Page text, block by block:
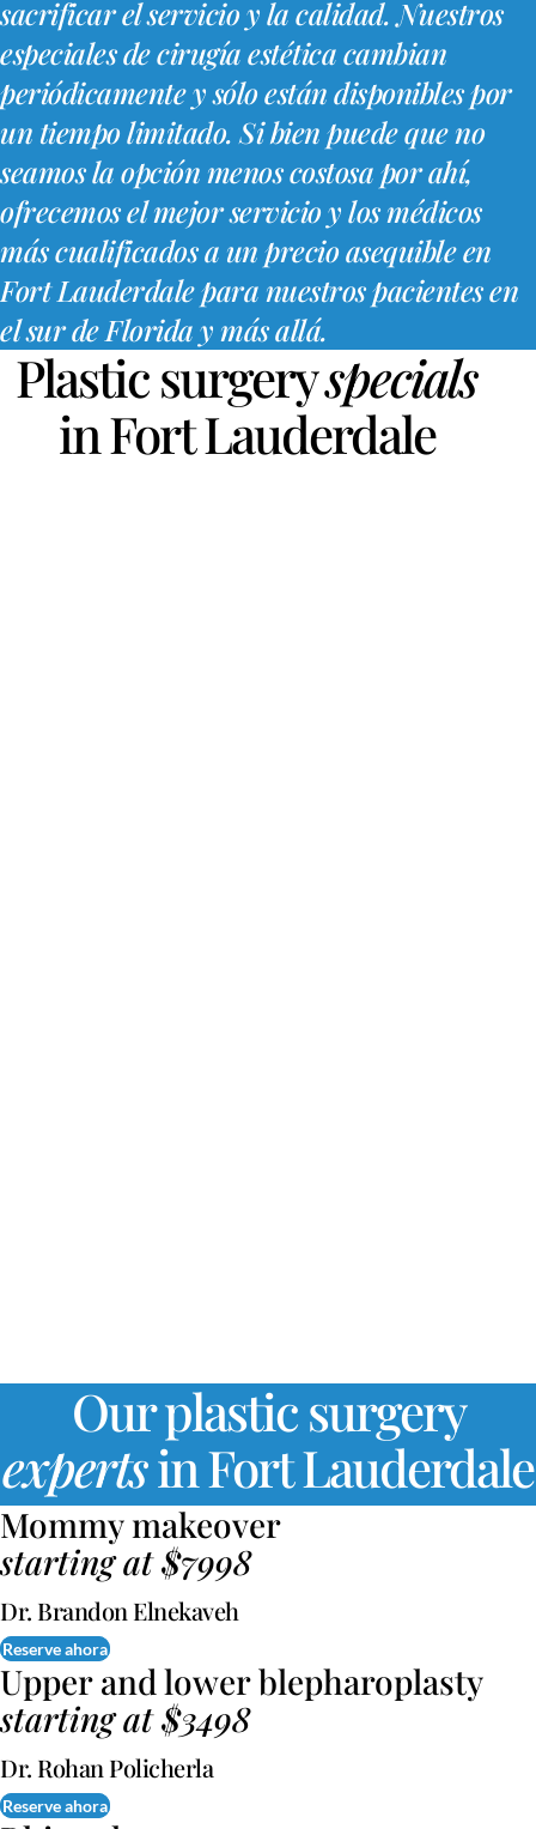
sacrificar el servicio y la calidad. Nuestros
especiales de cirugía estética cambian
periódicamente y sólo están disponibles por
un tiempo limitado. Si bien puede que no
seamos la opción menos costosa por ahí,
ofrecemos el mejor servicio y los médicos
más cualificados a un precio asequible en
Fort Lauderdale para nuestros pacientes en
el sur de Florida y más allá.
Plastic surgeryspecials
in Fort Lauderdale
Our plastic surgery
expertsin Fort Lauderdale
Mommy makeover
starting at $7998
Dr. Brandon Elnekaveh
Reserve ahora
Upper and lower blepharoplasty
starting at $3498
Dr. Rohan Policherla
Reserve ahora